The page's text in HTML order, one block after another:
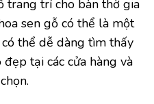
trang trí cho bàn thờ gia
sen gỗ có thể là một
thể dễ dàng tìm thấy
tại các cửa hàng và